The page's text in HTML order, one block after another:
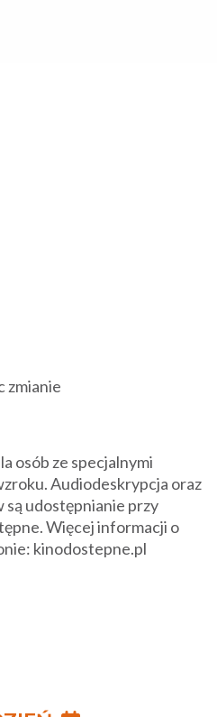
zmianie
osób ze specjalnymi
Audiodeskrypcja oraz
udostępnianie przy
Więcej informacji o
kinodostepne.pl